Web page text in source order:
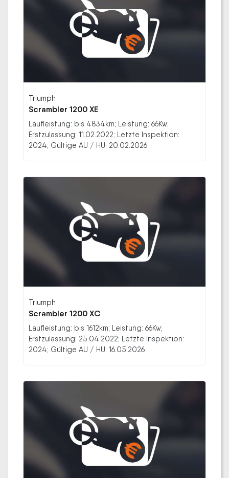
Triumph
Scrambler 1200 XE
Laufleistung: bis 4834km; Leistung: 66Kw;
Erstzulassung: 11.02.2022; Letzte Inspektion:
2024; Gültige AU / HU: 20.02.2026
Triumph
Scrambler 1200 XC
Laufleistung: bis 1612km; Leistung: 66Kw;
Erstzulassung: 25.04.2022; Letzte Inspektion:
2024; Gültige AU / HU: 16.05.2026